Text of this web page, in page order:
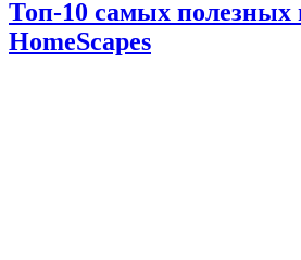
Топ-10 самых полезных
HomeScapes